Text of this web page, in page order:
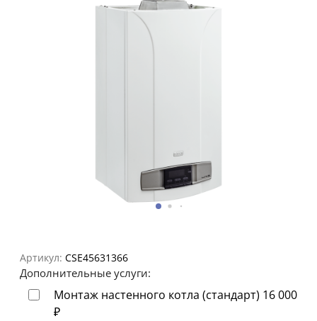
Артикул: CSE45631366
Дополнительные услуги:
Монтаж настенного котла (стандарт) 16 000
₽